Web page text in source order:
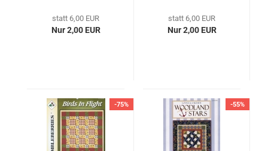
statt 6,00 EUR
Nur 2,00 EUR
statt 6,00 EUR
Nur 2,00 EUR
-75% -55%